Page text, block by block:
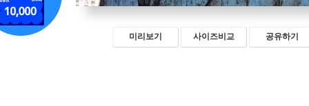
미리보기 사이즈비교 공유하기